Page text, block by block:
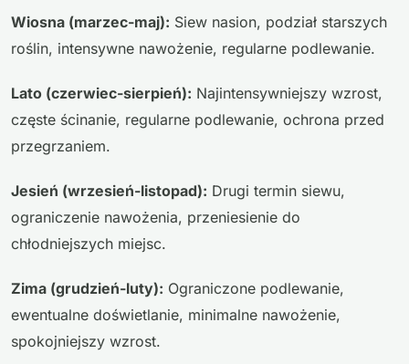
Wiosna (marzec-maj): Siew nasion, podział starszych
roślin, intensywne nawożenie, regularne podlewanie.
Lato (czerwiec-sierpień): Najintensywniejszy wzrost,
częste ścinanie, regularne podlewanie, ochrona przed
przegrzaniem.
Jesień (wrzesień-listopad): Drugi termin siewu,
ograniczenie nawożenia, przeniesienie do
chłodniejszych miejsc.
Zima (grudzień-luty): Ograniczone podlewanie,
ewentualne doświetlanie, minimalne nawożenie,
spokojniejszy wzrost.